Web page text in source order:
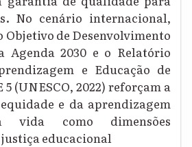
No cenário internacional,
Objetivo de Desenvolvimento
Agenda 2030 e o Relatório
e Educação de
(UNESCO, 2022) reforçam a
e da aprendizagem
como dimensões
educacional